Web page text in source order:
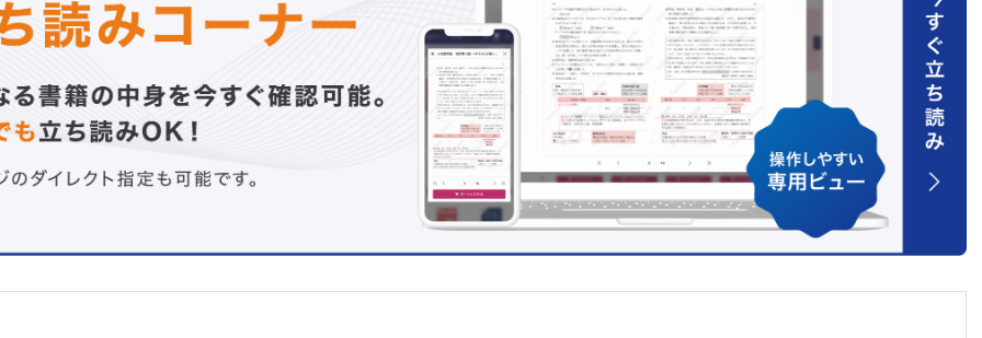
韓国形成外科学会創立50周年記念学術集会とMOU締結 清川兼輔
連載：形成外科NEXT─次世代の本音─
形成外科医の基礎と臨床のバランスについて─若手形成外科の先生
へ，そんなに若くもない自分が今，思うこと─ 宇田宏一
連載：教室だより北～南
原著
ブレスト・エキスパンダー挿入時の最適な折り方 冨田祥一ほか
世界最小径人工血管（マイクロバイオチューブ）の開発─ラットモ
Szilagyi III度感染を伴う術後リンパ漏を陰圧閉鎖療法にて治療した
1例 會沢哲士ほか
新しい指ブロックの試み 福冨阿沙子ほか